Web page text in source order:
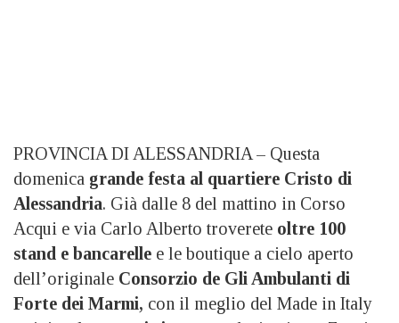
PROVINCIA DI ALESSANDRIA – Questa
domenica grande festa al quartiere Cristo di
Alessandria. Già dalle 8 del mattino in Corso
Acqui e via Carlo Alberto troverete oltre 100
stand e bancarelle e le boutique a cielo aperto
dell’originale Consorzio de Gli Ambulanti di
Forte dei Marmi, con il meglio del Made in Italy